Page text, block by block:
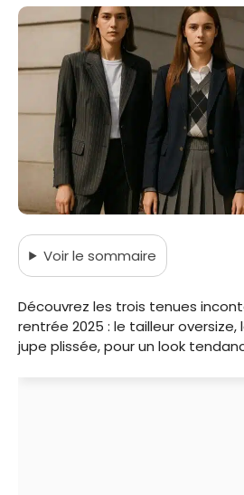
Voirle sommaire
Découvrez les trois tenues
rentrée 2025 : le tailleur
jupe plissée, pour un look